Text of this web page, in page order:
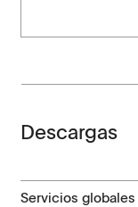
Descargas
Servicios